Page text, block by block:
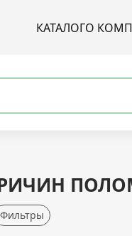
КАТАЛОГО
Фильтры